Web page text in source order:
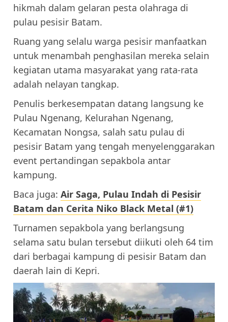
hikmah dalam gelaran pesta olahraga di
pulau pesisir Batam.
Ruang yang selalu warga pesisir manfaatkan
untuk menambah penghasilan mereka selain
kegiatan utama masyarakat yang rata-rata
adalah nelayan tangkap.
Penulis berkesempatan datang langsung ke
Pulau Ngenang, Kelurahan Ngenang,
Kecamatan Nongsa, salah satu pulau di
pesisir Batam yang tengah menyelenggarakan
event pertandingan sepakbola antar
kampung.
Baca juga: Air Saga, Pulau Indah di Pesisir
Batam dan Cerita Niko Black Metal (#1)
Turnamen sepakbola yang berlangsung
selama satu bulan tersebut diikuti oleh 64 tim
dari berbagai kampung di pesisir Batam dan
daerah lain di Kepri.